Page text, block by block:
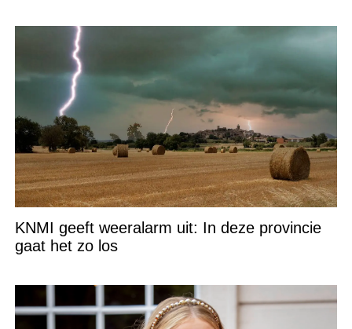
KNMI geeft weeralarm uit: In deze provincie
gaat het zo los